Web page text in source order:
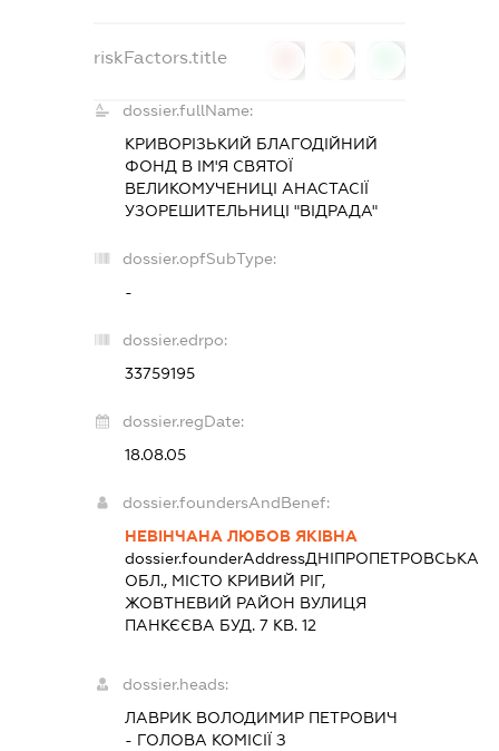
riskFactors.title
dossier.fullName:
КРИВОРІЗЬКИЙ БЛАГОДІЙНИЙ
ФОНД В ІМ'Я СВЯТОЇ
ВЕЛИКОМУЧЕНИЦІ АНАСТАСІЇ
УЗОРЕШИТЕЛЬНИЦІ "ВІДРАДА"
dossier.opfSubType:
-
dossier.edrpo:
33759195
dossier.regDate:
18.08.05
dossier.foundersAndBenef:
НЕВІНЧАНА ЛЮБОВ ЯКІВНА
dossier.founderAddressДНІПРОПЕТРОВСЬКА
ОБЛ., МІСТО КРИВИЙ РІГ,
ЖОВТНЕВИЙ РАЙОН ВУЛИЦЯ
ПАНКЄЄВА БУД. 7 КВ. 12
dossier.heads:
ЛАВРИК ВОЛОДИМИР ПЕТРОВИЧ
- ГОЛОВА КОМІСІЇ З